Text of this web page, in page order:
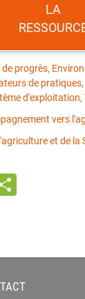
LA
progrès,
de
d'exploitation,
vers
et de la